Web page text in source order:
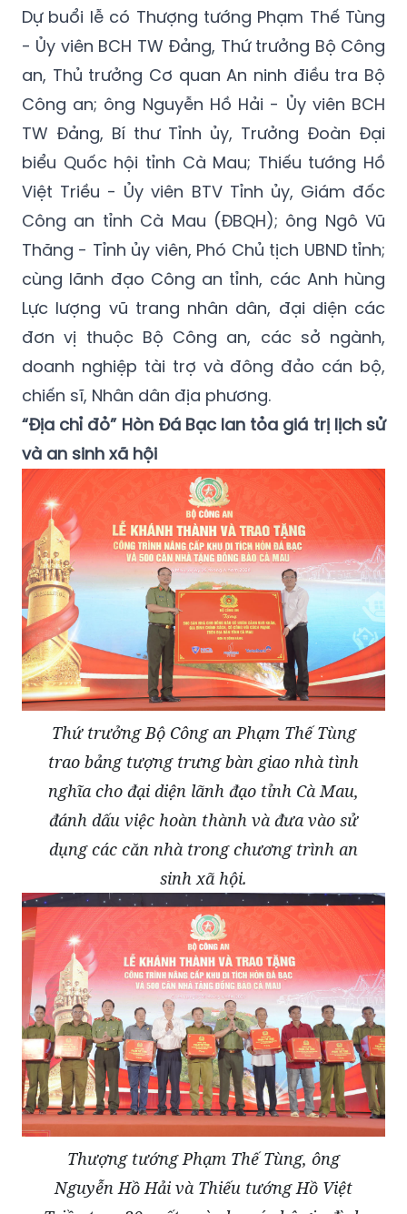
Dự buổi lễ có Thượng tướng Phạm Thế Tùng
- Ủy viên BCH TW Đảng, Thứ trưởng Bộ Công
an, Thủ trưởng Cơ quan An ninh điều tra Bộ
Công an; ông Nguyễn Hồ Hải - Ủy viên BCH
TW Đảng, Bí thư Tỉnh ủy, Trưởng Đoàn Đại
biểu Quốc hội tỉnh Cà Mau; Thiếu tướng Hồ
Việt Triều - Ủy viên BTV Tỉnh ủy, Giám đốc
Công an tỉnh Cà Mau (ĐBQH); ông Ngô Vũ
Thăng - Tỉnh ủy viên, Phó Chủ tịch UBND tỉnh;
cùng lãnh đạo Công an tỉnh, các Anh hùng
Lực lượng vũ trang nhân dân, đại diện các
đơn vị thuộc Bộ Công an, các sở ngành,
doanh nghiệp tài trợ và đông đảo cán bộ,
chiến sĩ, Nhân dân địa phương.
“Địa chỉ đỏ” Hòn Đá Bạc lan tỏa giá trị lịch sử
và an sinh xã hội
Thứ trưởng Bộ Công an Phạm Thế Tùng
trao bảng tượng trưng bàn giao nhà tình
nghĩa cho đại diện lãnh đạo tỉnh Cà Mau,
đánh dấu việc hoàn thành và đưa vào sử
dụng các căn nhà trong chương trình an
sinh xã hội.
Thượng tướng Phạm Thế Tùng, ông
Nguyễn Hồ Hải và Thiếu tướng Hồ Việt